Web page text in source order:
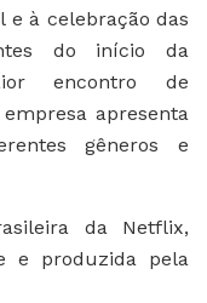
à celebração das
do início da
encontro de
apresenta
gêneros e
da Netflix,
e produzida pela